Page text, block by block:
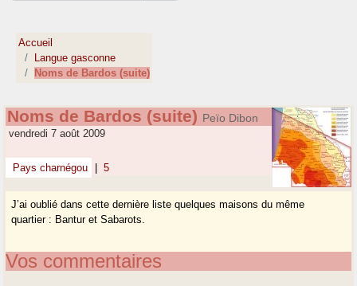
Accueil
Langue gasconne
Noms de Bardos (suite)
Noms de Bardos (suite) Peïo Dibon
vendredi 7 août 2009
Pays charnégou 5
J’ai oublié dans cette dernière liste quelques maisons du même
quartier : Bantur et Sabarots.
Vos commentaires